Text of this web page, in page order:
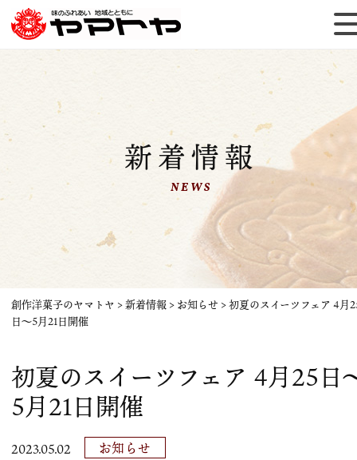
新着情報
NEWS
創作洋菓子のヤマトヤ >新着情報 > お知らせ >初夏のスイーツフェア 4月
日～5月21日開催
初夏のスイーツフェア 4月25日
5月21日開催
2023.05.02 お知らせ